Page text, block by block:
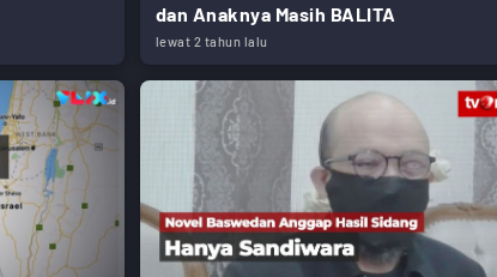
dan Anaknya Masih BALITA
lewat 2 tahun lalu